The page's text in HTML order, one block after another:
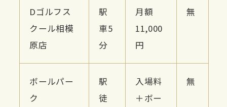
Dゴルフス
クール相模
原店
駅
車5
分
月額
11,000
円
無
ボールパー
ク
駅
徒
入場料
＋ボー
無